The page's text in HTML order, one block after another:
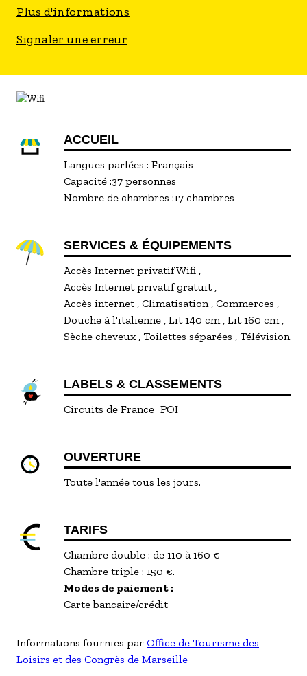
ascenseur: sans accès possible aux personnes à
Plus d'informations
Signaler une erreur
ACCUEIL
Langues parlées : Français
Capacité :37 personnes
Nombre de chambres :17 chambres
SERVICES & ÉQUIPEMENTS
Accès Internet privatif Wifi
Accès Internet privatif gratuit
Accès internet Climatisation Commerces
Douche à l'italienne Lit 140 cm Lit 160 cm
Sèche cheveux Toilettes séparées Télévision
LABELS & CLASSEMENTS
Circuits de France_POI
OUVERTURE
Toute l'année tous les jours.
TARIFS
Chambre double : de 110 à 160 €
Chambre triple : 150 €.
Modes de paiement :
Carte bancaire/crédit
Informations fournies par Office de Tourisme des
Loisirs et des Congrès de Marseille